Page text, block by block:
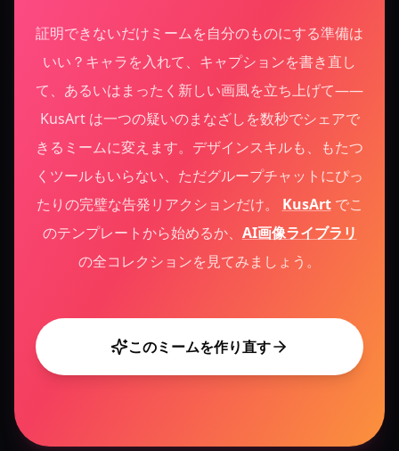
証明できないだけミームを自分のものにする準備は
いい？キャラを入れて、キャプションを書き直し
て、あるいはまったく新しい画風を立ち上げて——
KusArt は一つの疑いのまなざしを数秒でシェアで
きるミームに変えます。デザインスキルも、もたつ
くツールもいらない、ただグループチャットにぴっ
たりの完璧な告発リアクションだけ。
KusArtでこ
のテンプレートから始めるか、 AI画像ライブラリ
の全コレクションを見てみましょう。
このミームを作り直す